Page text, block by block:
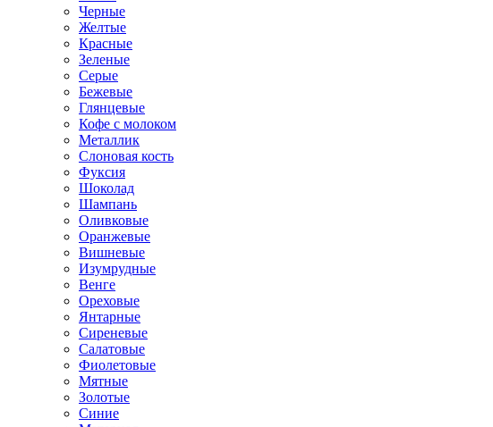
Черные
Желтые
Красные
Зеленые
Серые
Бежевые
Глянцевые
Кофе с молоком
Металлик
Слоновая кость
Фуксия
Шоколад
Шампань
Оливковые
Оранжевые
Вишневые
Изумрудные
Венге
Ореховые
Янтарные
Сиреневые
Салатовые
Фиолетовые
Мятные
Золотые
Синие